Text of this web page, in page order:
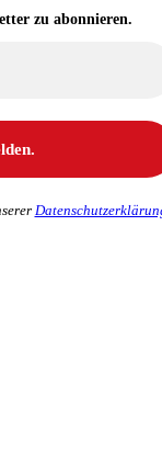
zu abonnieren.